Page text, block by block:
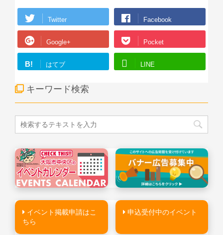
Twitter Facebook
Google+ Pocket
B! はてブ LINE
キーワード検索
イベント掲載申請はこ
ちら
申込受付中のイベント